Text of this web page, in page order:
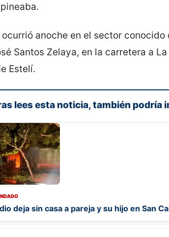
ocurrió anoche en el sector conocido
Santos Zelaya, en la carretera a
Estelí.
lees esta noticia, también podría
deja sin casa a pareja y su hijo en San